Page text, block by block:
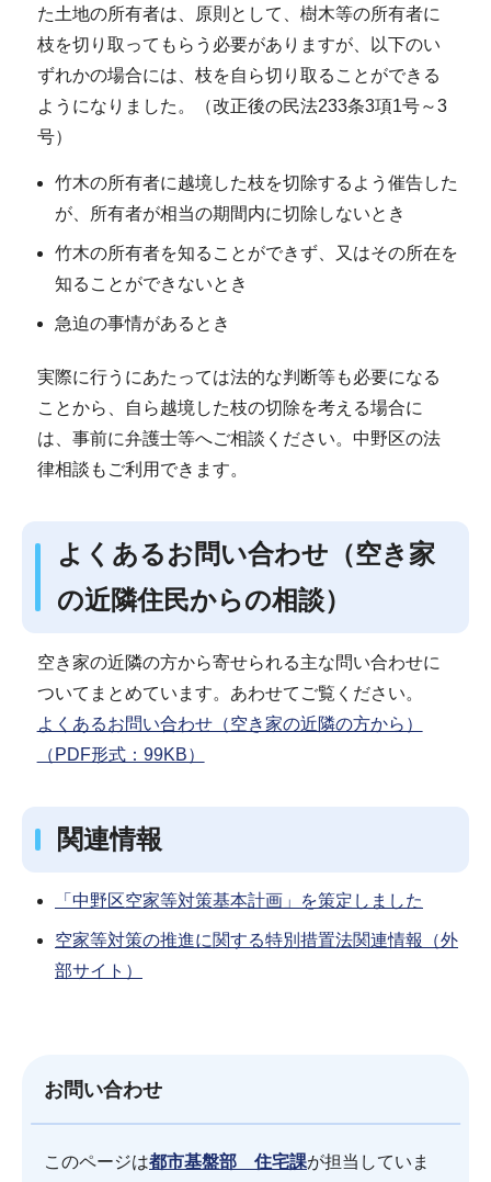
た土地の所有者は、原則として、樹木等の所有者に
枝を切り取ってもらう必要がありますが、以下のい
ずれかの場合には、枝を自ら切り取ることができる
ようになりました。（改正後の民法233条3項1号～3
号）
竹木の所有者に越境した枝を切除するよう催告した
が、所有者が相当の期間内に切除しないとき
竹木の所有者を知ることができず、又はその所在を
知ることができないとき
急迫の事情があるとき
実際に行うにあたっては法的な判断等も必要になる
ことから、自ら越境した枝の切除を考える場合に
は、事前に弁護士等へご相談ください。中野区の法
律相談もご利用できます。
よくあるお問い合わせ（空き家
の近隣住民からの相談）
空き家の近隣の方から寄せられる主な問い合わせに
ついてまとめています。あわせてご覧ください。
よくあるお問い合わせ（空き家の近隣の方から）
（PDF形式：99KB）
関連情報
「中野区空家等対策基本計画」を策定しました
空家等対策の推進に関する特別措置法関連情報（外
部サイト）
お問い合わせ
このページは都市基盤部 住宅課が担当していま